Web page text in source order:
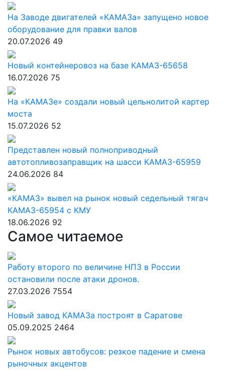
На Заводе двигателей «КАМАЗа» запущено новое
оборудование для правки валов
20.07.2026 49
Новый контейнеровоз на базе КАМАЗ-65658
16.07.2026 75
На «КАМАЗе» создали новый цельнолитой картер
моста
15.07.2026 52
Представлен новый полноприводный
автотопливозаправщик на шасси КАМАЗ-65959
24.06.2026 84
«КАМАЗ» вывел на рынок новый седельный тягач
КАМАЗ-65954 с КМУ
18.06.2026 92
Самое читаемое
Работу второго по величине НПЗ в России
остановили после атаки дронов.
27.03.2026 7554
Новый завод КАМАЗа построят в Саратове
05.09.2025 2464
Рынок новых автобусов: резкое падение и смена
рыночных акцентов